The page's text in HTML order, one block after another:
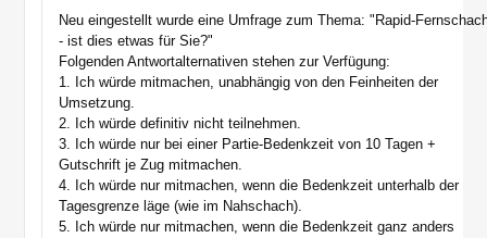
Neu eingestellt wurde eine Umfrage zum Thema: "Rapid-
- ist dies etwas für Sie?"
Folgenden Antwortalternativen stehen zur Verfügung:
1. Ich würde mitmachen, unabhängig von den Feinheiten der
Umsetzung.
2. Ich würde definitiv nicht teilnehmen.
3. Ich würde nur bei einer Partie-Bedenkzeit von 10 Tagen +
Gutschrift je Zug mitmachen.
4. Ich würde nur mitmachen, wenn die Bedenkzeit unterhalb der
Tagesgrenze läge (wie im Nahschach).
5. Ich würde nur mitmachen, wenn die Bedenkzeit ganz anders